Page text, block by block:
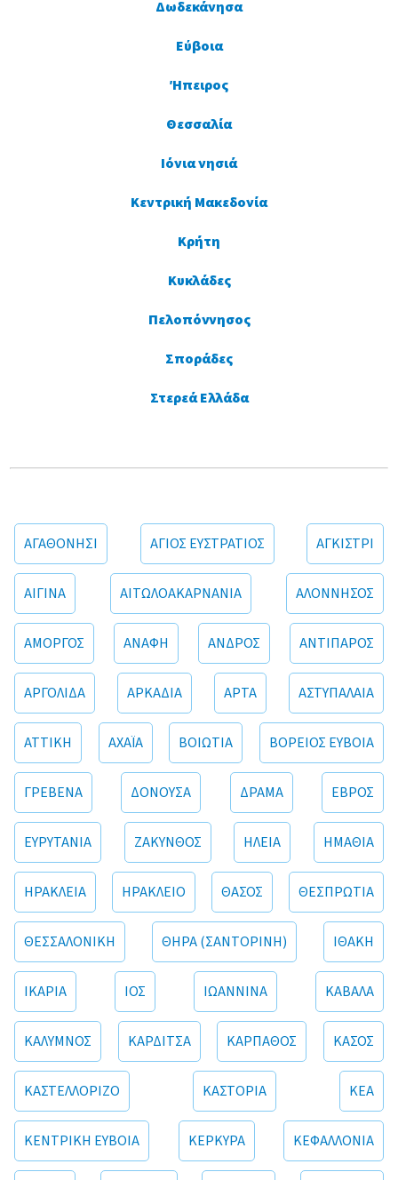
Δωδεκάνησα
Εύβοια
Ήπειρος
Θεσσαλία
Ιόνια νησιά
Κεντρική Μακεδονία
Κρήτη
Κυκλάδες
Πελοπόννησος
Σποράδες
Στερεά Ελλάδα
ΑΓΑΘΟΝΗΣΙ ΑΓΙΟΣ ΕΥΣΤΡΑΤΙΟΣ ΑΓΚΙΣΤΡΙ
ΑΙΓΙΝΑ ΑΙΤΩΛΟΑΚΑΡΝΑΝΙΑ ΑΛΟΝΝΗΣΟΣ
ΑΜΟΡΓΟΣ ΑΝΑΦΗ ΑΝΔΡΟΣ ΑΝΤΙΠΑΡΟΣ
ΑΡΓΟΛΙΔΑ ΑΡΚΑΔΙΑ ΑΡΤΑ ΑΣΤΥΠΑΛΑΙΑ
ΑΤΤΙΚΗ ΑΧΑΪΑ ΒΟΙΩΤΙΑ ΒΟΡΕΙΟΣ ΕΥΒΟΙΑ
ΓΡΕΒΕΝΑ ΔΟΝΟΥΣΑ ΔΡΑΜΑ ΕΒΡΟΣ
ΕΥΡΥΤΑΝΙΑ ΖΑΚΥΝΘΟΣ ΗΛΕΙΑ ΗΜΑΘΙΑ
ΗΡΑΚΛΕΙΑ ΗΡΑΚΛΕΙΟ ΘΑΣΟΣ ΘΕΣΠΡΩΤΙΑ
ΘΕΣΣΑΛΟΝΙΚΗ ΘΗΡΑ (ΣΑΝΤΟΡΙΝΗ) ΙΘΑΚΗ
ΙΚΑΡΙΑ ΙΟΣ ΙΩΑΝΝΙΝΑ ΚΑΒΑΛΑ
ΚΑΛΥΜΝΟΣ ΚΑΡΔΙΤΣΑ ΚΑΡΠΑΘΟΣ ΚΑΣΟΣ
ΚΑΣΤΕΛΛΟΡΙΖΟ ΚΑΣΤΟΡΙΑ ΚΕΑ
ΚΕΝΤΡΙΚΗ ΕΥΒΟΙΑ ΚΕΡΚΥΡΑ ΚΕΦΑΛΛΟΝΙΑ